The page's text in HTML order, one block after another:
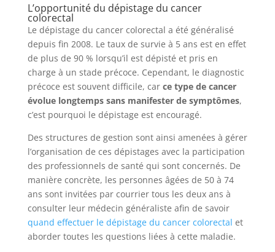
L’opportunité du dépistage du cancer
colorectal
Le dépistage du cancer colorectal a été généralisé
depuis fin 2008. Le taux de survie à 5 ans est en effet
de plus de 90 % lorsqu’il est dépisté et pris en
charge à un stade précoce. Cependant, le diagnostic
précoce est souvent difficile, carce type de cancer
évolue longtemps sans manifester de symptômes,
c’est pourquoi le dépistage est encouragé.
Des structures de gestion sont ainsi amenées à gérer
l’organisation de ces dépistages avec la participation
des professionnels de santé qui sont concernés. De
manière concrète, les personnes âgées de 50 à 74
ans sont invitées par courrier tous les deux ans à
consulter leur médecin généraliste afin de savoir
quand effectuer le dépistage du cancer colorectal et
aborder toutes les questions liées à cette maladie.